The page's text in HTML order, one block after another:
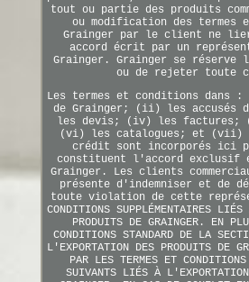
tout ou partie des produits
ou modification des termes
Grainger par le client ne
accord écrit par un
Grainger. Grainger se
ou de rejeter toute
Les termes et conditions dans
de Grainger; (ii) les accusés
les devis; (iv) les factures;
(vi) les catalogues; et (vii)
crédit sont incorporés ici
constituent l'accord
Grainger. Les clients
présente d'indemniser et de
toute violation de cette
CONDITIONS SUPPLÉMENTAIRES
PRODUITS DE GRAINGER. EN
CONDITIONS STANDARD DE LA
L'EXPORTATION DES PRODUITS DE
PAR LES TERMES ET CONDITIONS
SUIVANTS LIÉS À